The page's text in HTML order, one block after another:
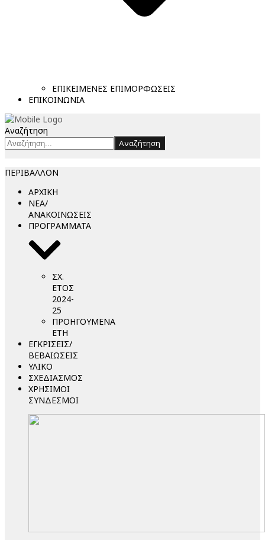
ΕΠΙΚΕΙΜΕΝΕΣ ΕΠΙΜΟΡΦΩΣΕΙΣ
ΕΠΙΚΟΙΝΩΝΙΑ
Αναζήτηση
Αναζήτηση
ΠΕΡΙΒΑΛΛΟΝ
ΑΡΧΙΚΗ
ΝΕΑ/
ΑΝΑΚΟΙΝΩΣΕΙΣ
ΠΡΟΓΡΑΜΜΑΤΑ
ΣΧ.
ΕΤΟΣ
2024-
25
ΠΡΟΗΓΟΥΜΕΝΑ
ΕΤΗ
ΕΓΚΡΙΣΕΙΣ/
ΒΕΒΑΙΩΣΕΙΣ
ΥΛΙΚΟ
ΣΧΕΔΙΑΣΜΟΣ
ΧΡΗΣΙΜΟΙ
ΣΥΝΔΕΣΜΟΙ